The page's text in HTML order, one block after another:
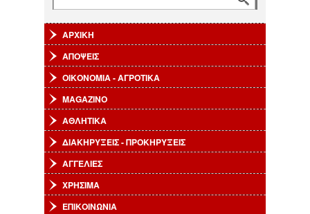
ΑΡΧΙΚΗ
ΑΠΟΨΕΙΣ
ΟΙΚΟΝΟΜΙΑ - ΑΓΡΟΤΙΚΑ
MAGAZINO
ΑΘΛΗΤΙΚΑ
ΔΙΑΚΗΡΥΞΕΙΣ - ΠΡΟΚΗΡΥΞΕΙΣ
ΑΓΓΕΛΙΕΣ
ΧΡΗΣΙΜΑ
ΕΠΙΚΟΙΝΩΝΙΑ